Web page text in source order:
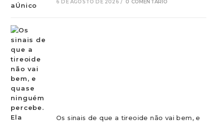
6 DE AGOSTO DE 2026 / 0 COMENTÁRIO
Os sinais de que a tireoide não vai bem, e